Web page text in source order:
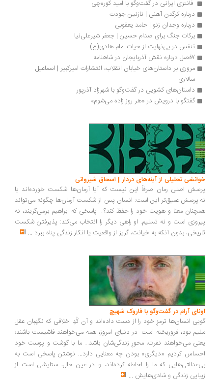
فانتزی ایرانی در گفت‌وگو با امید کوره‌چی
درباره کرگدن آهنی | نازنین جودت
درباره وجدان زنو | حامد یعقوبی
برکات جنگ برای صدام حسین | جعفر شیرعلی‌نیا
تنفس در بی‌نهایت از حیات امام هادی(ع)
مروری بر داستان‌های خیابان انقلاب، انتشارات امیرکبیر | اسماعیل
داستان‌های کشویی در گفت‌وگو با‌ شهرزاد آذرپور‌
گفتگو با درویش در «هر روز زاده می‌شوم»
تحلیلی از آینه‌های دردار | اسحاق شیروانی
اصلی رمان صرفاً این نیست که آیا آرمان‌ها شکست خورده‌اند یا
عمیق‌تر این است: انسان پس از شکست آرمان‌ها چگونه می‌تواند
معنا و هویت خود را حفظ کند؟... پاسخی که ابراهیم برمی‌گزیند، نه
است و نه تسلیم. او راهی دیگر را انتخاب می‌کند: پذیرفتن شکست
بدون آنکه به خیانت، گریز از واقعیت یا انکار زندگی پناه ببرد...
آرام در گفت‌وگو با فاروک شهیچ‭
انسان‌ها ترمزِ خود را از دست داده‌اند و آن کُدِ اخلاقی که نگهبان عقل
بود، فروریخته است. در دنیای امروز، همه می‌خواهند فاشیست باشند؛
می‌خواهند نفرت، محورِ زندگی‌شان باشد... ما با گوشت و پوست خود
کردیم «دیگری» بودن چه معنایی دارد... نوشتن پاسخی است به
که ما را احاطه کرده‌اند، و در عین حال، ستایشی است از
زندگی و شادی‌هایش...